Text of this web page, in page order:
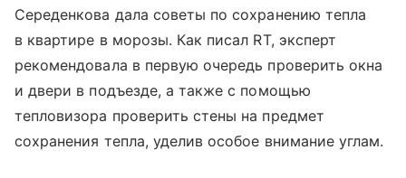
Середенкова дала советы по сохранению тепла
в квартире в морозы. Как писал RT, эксперт
рекомендовала в первую очередь проверить окна
и двери в подъезде, а также с помощью
тепловизора проверить стены на предмет
сохранения тепла, уделив особое внимание углам.